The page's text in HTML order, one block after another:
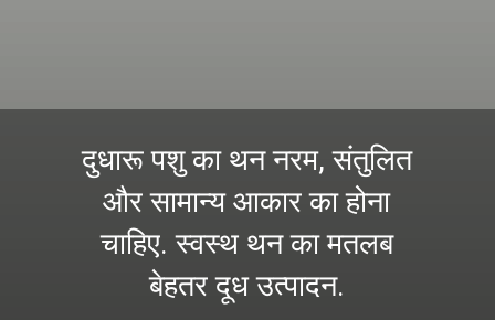
दुधारू पशु का थन नरम, संतुलित
और सामान्य आकार का होना
चाहिए. स्वस्थ थन का मतलब
बेहतर दूध उत्पादन.